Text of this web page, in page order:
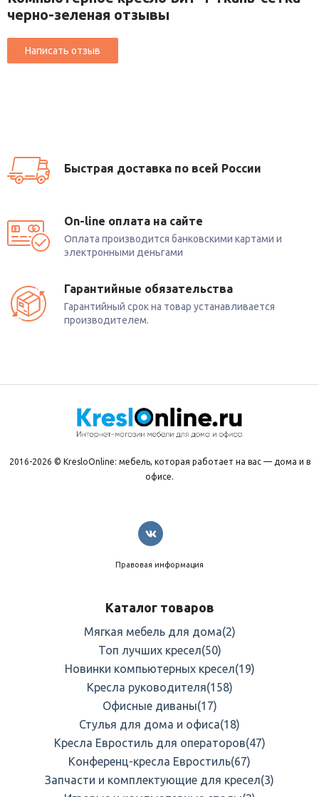
черно-зеленая отзывы
Быстрая доставка по всей России
On-line оплата на сайте
Оплата производится банковскими картами и
электронными деньгами
Гарантийные обязательства
Гарантийный срок на товар устанавливается
производителем.
2016-2026 © KresloOnline: мебель, которая работает на вас — дома и в
офисе.
Правовая информация
Каталог товаров
Мягкая мебель для дома(2)
Топ лучших кресел(50)
Новинки компьютерных кресел(19)
Кресла руководителя(158)
Офисные диваны(17)
Стулья для дома и офиса(18)
Кресла Евростиль для операторов(47)
Конференц-кресла Евростиль(67)
Запчасти и комплектующие для кресел(3)